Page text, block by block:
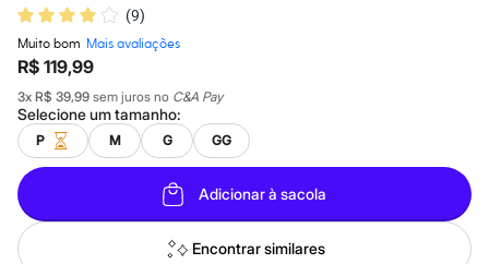
Alfaiataria
Novidades
Roupas
Blusas e Camisetas
Básicos
Calças
Casacos e Jaquetas
Jeans
Macacões
Saias
Shorts e Bermudas
Vestidos
Acessórios
(9)
Muito bom Mais avaliações
R$ 119,99
3x R$ 39,99 sem juros no C&A Pay
Selecione umtamanho:
P M G GG
Adicionar à sacola
Encontrar similares